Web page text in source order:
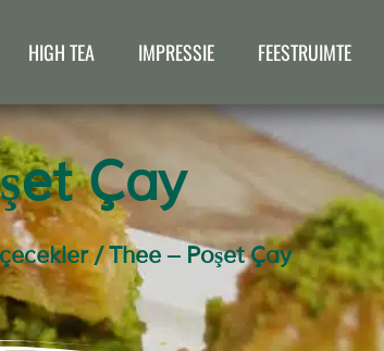
HIGH TEA IMPRESSIE FEESTRUIMTE
Çay
/ Thee – Poşet Çay